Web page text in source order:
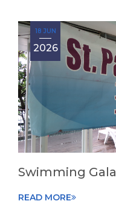
Swimming Gala
18 JUN
2026
READ MORE